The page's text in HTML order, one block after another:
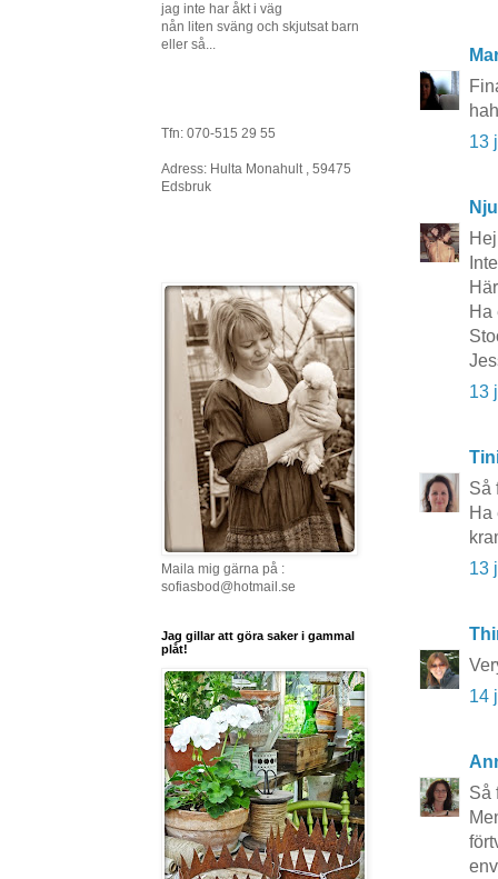
13
Ha
13
Så
Ha
13
14
Så
jag inte har åkt i väg
nån liten sväng och skjutsat barn
eller så...
Tfn: 070-515 29 55
Adress: Hulta Monahult , 59475
Edsbruk
Maila mig gärna på :
sofiasbod@hotmail.se
Jag gillar att göra saker i gammal
plåt!